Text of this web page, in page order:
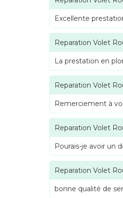
Excellente
Reparation Volet
La prestation en
Reparation Volet
Remerciement à
Reparation Volet
Pourais-je avoir un
Reparation Volet
bonne qualité de